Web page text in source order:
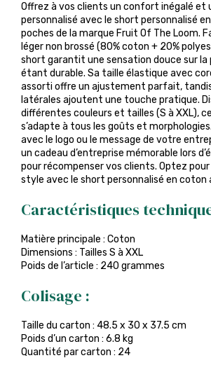
Offrez à vos clients un confort inégalé et
personnalisé avec le short personnalisé
poches de la marque Fruit Of The Loom.
léger non brossé (80% coton + 20%
short garantit une sensation douce sur la
étant durable. Sa taille élastique avec
assorti offre un ajustement parfait,
latérales ajoutent une touche pratique.
différentes couleurs et tailles (S à XXL),
s’adapte à tous les goûts et
avec le logo ou le message de votre
un cadeau d’entreprise mémorable lors
pour récompenser vos clients. Optez
style avec le short personnalisé en coton
Caractéristiques
Matière principale : Coton
Dimensions : Tailles S à XXL
Poids de l’article : 240 grammes
Colisage :
Taille du carton : 48.5 x 30 x 37.5 cm
Poids d’un carton : 6.8 kg
Quantité par carton : 24